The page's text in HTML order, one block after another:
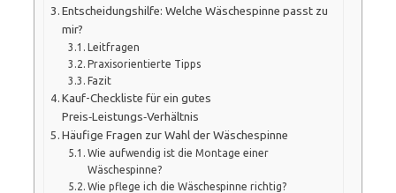
Entscheidungshilfe: Welche Wäschespinne passt zu
mir?
Leitfragen
Praxisorientierte Tipps
Fazit
Kauf-Checkliste für ein gutes
Preis‑Leistungs‑Verhältnis
Häufige Fragen zur Wahl der Wäschespinne
Wie aufwendig ist die Montage einer
Wäschespinne?
Wie pflege ich die Wäschespinne richtig?